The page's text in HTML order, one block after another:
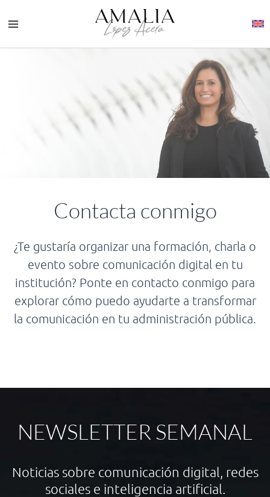
Contacta conmigo
¿Te gustaría organizar una formación, charla o
evento sobre comunicación digital en tu
institución? Ponte en contacto conmigo para
explorar cómo puedo ayudarte a transformar
la comunicación en tu administración pública.
NEWSLETTER SEMANAL
Noticias sobre comunicación digital, redes
sociales e inteligencia artificial.